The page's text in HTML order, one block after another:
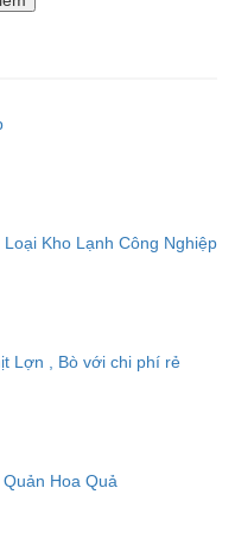
Kho Lạnh Công Nghiệp
Lợn , Bò với chi phí rẻ
Hoa Quả